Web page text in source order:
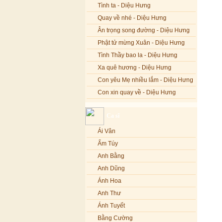
Tình ta - Diệu Hưng
Quay về nhé - Diệu Hưng
Ân trọng song đường - Diệu Hưng
Phật tử mừng Xuân - Diệu Hưng
Tình Thầy bao la - Diệu Hưng
Xa quê hương - Diệu Hưng
Con yêu Mẹ nhiều lắm - Diệu Hưng
Con xin quay về - Diệu Hưng
Nếu xa Phật - Diệu Hưng
Tình Lam - Kim Khánh & Hoàng
Vĩnh
Xin cho con niềm tin - Kim Linh
Quán Âm Mẹ hiền - Kim Linh
Nhạc niệm Nam Mô A Di Đà Phật -
Kim Linh
Mẹ Từ Bi - Kim Linh
12 Lời nguyện của Bồ tát Quán Thế
Âm - Kim Linh
Ca sĩ
Ái Vân
Ẩm Túy
Anh Bằng
Anh Dũng
Ánh Hoa
Anh Thư
Ánh Tuyết
Bằng Cường